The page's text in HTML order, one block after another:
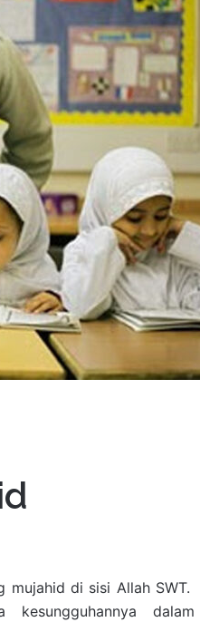
mujahid di sisi Allah SWT.
dalam